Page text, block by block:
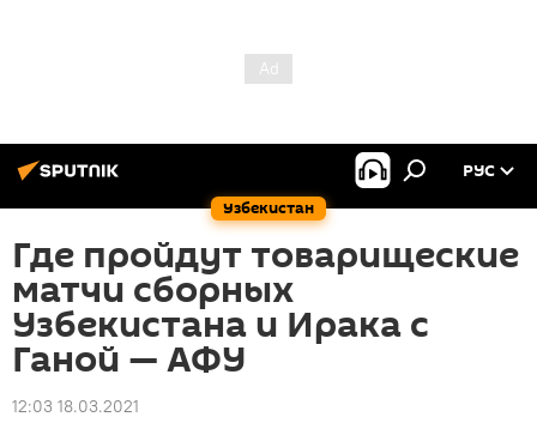
Узбекистан
РУС
Где пройдут товарищеские
матчи сборных
Узбекистана и Ирака с
Ганой — АФУ
12:03 18.03.2021